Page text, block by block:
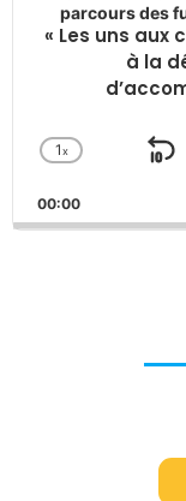
parcours des
« Les uns aux
à la
Change
Rate
1x
00:00